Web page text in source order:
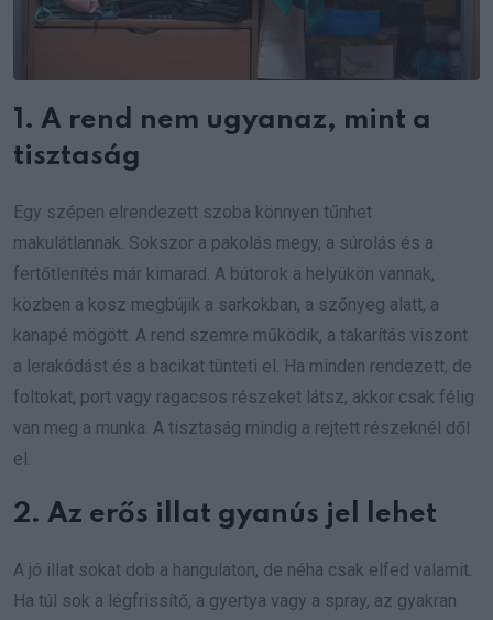
1. A rend nem ugyanaz, mint a
tisztaság
Egy szépen elrendezett szoba könnyen tűnhet
makulátlannak. Sokszor a pakolás megy, a súrolás és a
fertőtlenítés már kimarad. A bútorok a helyükön vannak,
közben a kosz megbújik a sarkokban, a szőnyeg alatt, a
kanapé mögött. A rend szemre működik, a takarítás viszont
a lerakódást és a bacikat tünteti el. Ha minden rendezett, de
foltokat, port vagy ragacsos részeket látsz, akkor csak félig
van meg a munka. A tisztaság mindig a rejtett részeknél dől
el.
2. Az erős illat gyanús jel lehet
A jó illat sokat dob a hangulaton, de néha csak elfed valamit.
Ha túl sok a légfrissítő, a gyertya vagy a spray, az gyakran